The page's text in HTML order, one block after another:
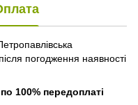
погодження наявності
100% передоплаті